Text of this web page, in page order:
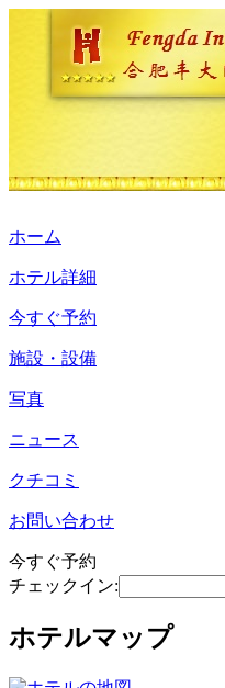
ホーム
ホテル詳細
今すぐ予約
施設・設備
写真
ニュース
クチコミ
お問い合わせ
今すぐ予約
チェックイン:
ホテルマップ